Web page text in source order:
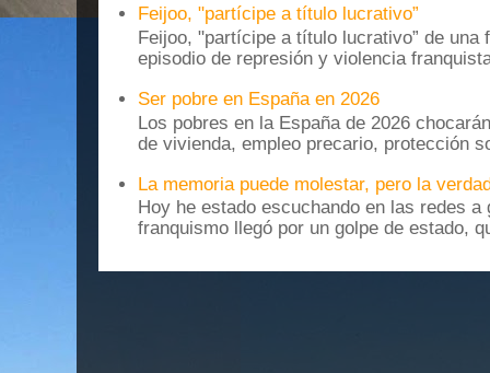
Feijoo, "partícipe a título lucrativo”
Feijoo, "partícipe a título lucrativo” de una
episodio de represión y violencia
Ser pobre en España en 2026
Los pobres en la España de 2026
de vivienda, empleo precario, protección
La memoria puede molestar, pero la
Hoy he estado escuchando en las redes
franquismo llegó por un golpe de estado,